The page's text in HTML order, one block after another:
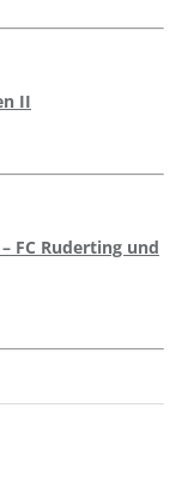
II
FC Ruderting und